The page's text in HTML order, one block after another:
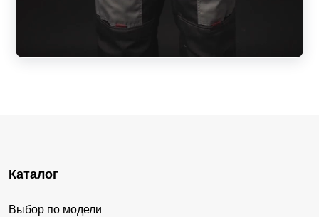
Каталог
Выбор по модели